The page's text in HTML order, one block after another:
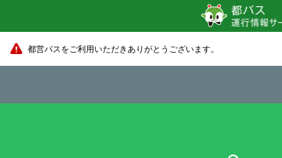
都営バスをご利用いただきありがとうございます。